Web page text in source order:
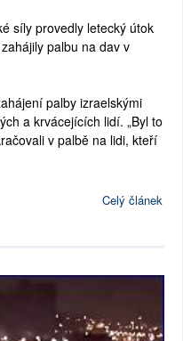
síly provedly letecký útok
palbu na dav v
palby izraelskými
a krvácejících lidí. „Byl to
v palbě na lidi, kteří
Celý článek